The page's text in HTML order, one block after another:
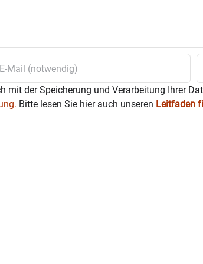
mit der Speicherung und Verarbeitung Ihrer
Bitte lesen Sie hier auch unseren Leitfaden